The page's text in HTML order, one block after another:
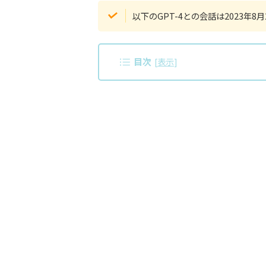
以下のGPT-4との会話は2023年8月
目次 [表示]